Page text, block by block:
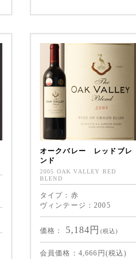
オークバレー レッドブレ
ンド
2005 OAK VALLEY RED
BLEND
タイプ：赤
ヴィンテージ：2005
価格： 5,184 円 (税込)
会員価格： 4,666 円(税込)